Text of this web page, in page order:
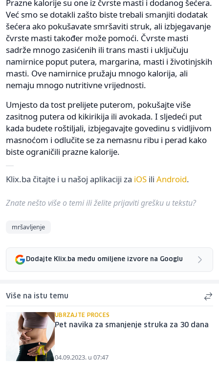
Prazne kalorije su one iz čvrste masti i dodanog šećera.
Već smo se dotakli zašto biste trebali smanjiti dodatak
šećera ako pokušavate smršaviti struk, ali izbjegavanje
čvrste masti također može pomoći. Čvrste masti
sadrže mnogo zasićenih ili trans masti i uključuju
namirnice poput putera, margarina, masti i životinjskih
masti. Ove namirnice pružaju mnogo kalorija, ali
nemaju mnogo nutritivne vrijednosti.
Umjesto da tost prelijete puterom, pokušajte više
zasitnog putera od kikirikija ili avokada. I sljedeći put
kada budete roštiljali, izbjegavajte govedinu s vidljivom
masnoćom i odlučite se za nemasnu ribu i perad kako
biste ograničili prazne kalorije.
Klix.ba čitajte i u našoj aplikaciji za iOS ili Android.
Znate nešto više o temi ili želite prijaviti grešku u tekstu?
mršavljenje
Dodajte Klix.ba među omiljene izvore na Googlu
Više na istu temu
UBRZAJTE PROCES
Pet navika za smanjenje struka za 30 dana
04.09.2023. u 07:47